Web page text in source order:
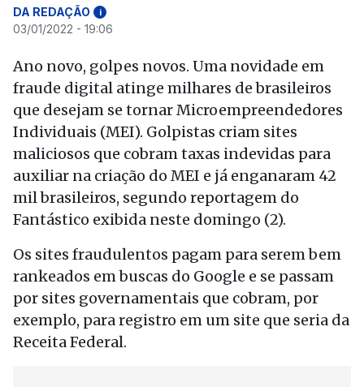
DA REDAÇÃO i
03/01/2022 - 19:06
Ano novo, golpes novos. Uma novidade em
fraude digital atinge milhares de brasileiros
que desejam se tornar Microempreendedores
Individuais (MEI). Golpistas criam sites
maliciosos que cobram taxas indevidas para
auxiliar na criação do MEI e já enganaram 42
mil brasileiros, segundo reportagem do
Fantástico exibida neste domingo (2).
Os sites fraudulentos pagam para serem bem
rankeados em buscas do Google e se passam
por sites governamentais que cobram, por
exemplo, para registro em um site que seria da
Receita Federal.